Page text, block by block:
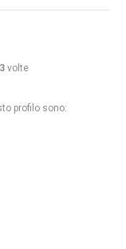
volte
profilo sono: